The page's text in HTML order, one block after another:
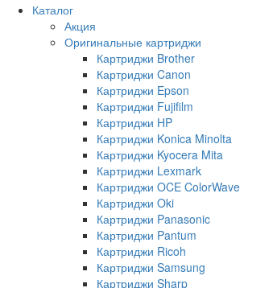
Каталог
Акция
Оригинальные картриджи
Картриджи Brother
Картриджи Canon
Картриджи Epson
Картриджи Fujifilm
Картриджи HP
Картриджи Konica Minolta
Картриджи Kyocera Mita
Картриджи Lexmark
Картриджи OCE ColorWave
Картриджи Oki
Картриджи Panasonic
Картриджи Pantum
Картриджи Ricoh
Картриджи Samsung
Картриджи Sharp